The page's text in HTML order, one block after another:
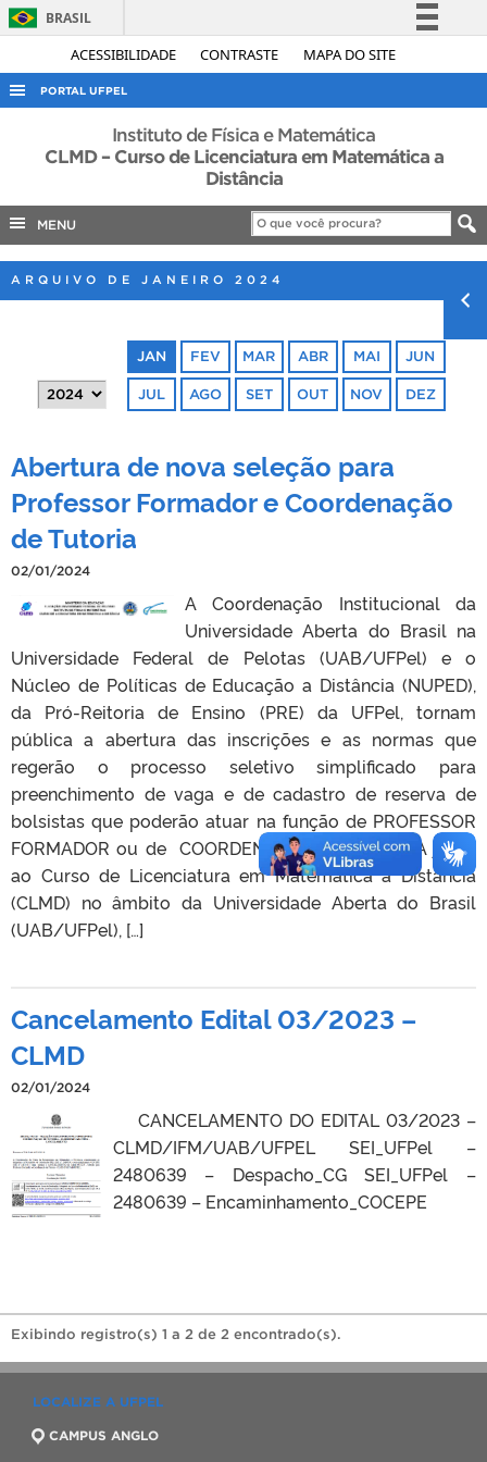
ACESSIBILIDADE CONTRASTE MAPA DO SITE
BRASIL
Simplifique!
Acesso à informação
Canais
PORTAL UFPEL
ACESSO À INFORMAÇÃO
AUDITORIA
EDITAIS
PORTARIAS
Instituto de Física e Matemática
CLMD – Curso de Licenciatura em Matemática a
Distância
MENU
ARQUIVO DE JANEIRO 2024
JAN FEV MAR ABR MAI JUN
JUL AGO SET OUT NOV DEZ
Abertura de nova seleção para
Professor Formador e Coordenação
de Tutoria
02/01/2024
A Coordenação Institucional da
Universidade Aberta do Brasil na
Universidade Federal de Pelotas (UAB/UFPel) e o
Núcleo de Políticas de Educação a Distância (NUPED),
da Pró-Reitoria de Ensino (PRE) da UFPel, tornam
pública a abertura das inscrições e as normas que
regerão o processo seletivo simplificado para
preenchimento de vaga e de cadastro de reserva de
bolsistas que poderão atuar na função de PROFESSOR
FORMADOR ou de COORDENAÇÃO DE TUTORIA junto
ao Curso de Licenciatura em Matemática a Distância
(CLMD) no âmbito da Universidade Aberta do Brasil
(UAB/UFPel), […]
Cancelamento Edital 03/2023 –
CLMD
02/01/2024
CANCELAMENTO DO EDITAL 03/2023 –
CLMD/IFM/UAB/UFPEL SEI_UFPel –
2480639 – Despacho_CG SEI_UFPel –
2480639 – Encaminhamento_COCEPE
Exibindo registro(s) 1 a 2 de 2 encontrado(s).
LOCALIZE A UFPEL
CAMPUS ANGLO